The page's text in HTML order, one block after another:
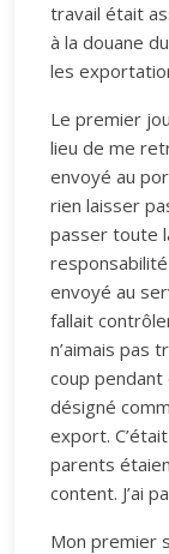
travail était
à la douane
les
Le premier
lieu de me
envoyé au
rien laisser
passer toute
envoyé au
fallait
n’aimais pas
coup
désigné
export.
parents
content. J’ai
Mon premier